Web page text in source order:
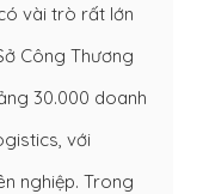
vài trò rất lớn
Công Thương
30.000 doanh
với
nghiệp. Trong